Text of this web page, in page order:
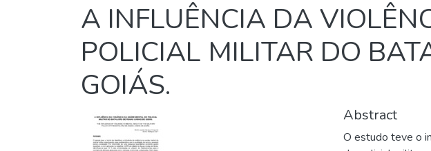
A INFLUÊNCIA DA
POLICIAL MILITAR DO
GOIÁS.
Abstract
O estudo teve o